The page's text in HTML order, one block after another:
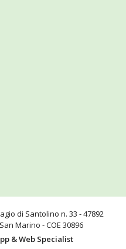
di Santolino n. 33 - 47892
Marino - COE 30896
& Web Specialist